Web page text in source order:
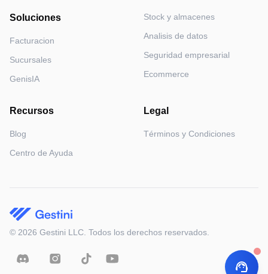
Soluciones
Facturacion
Sucursales
GenisIA
Stock y almacenes
Analisis de datos
Seguridad empresarial
Ecommerce
Recursos
Blog
Centro de Ayuda
Legal
Términos y Condiciones
© 2026 Gestini LLC. Todos los derechos reservados.